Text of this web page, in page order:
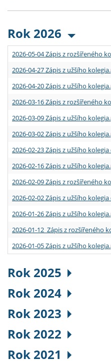
Rok 2026
2026-05-04 Zápis z rozšířeného
2026-04-27 Zápis z užšího
2026-04-20 Zápis z užšího
2026-03-16 Zápis z rozšířeného
2026-03-09 Zápis z užšího
2026-03-02 Zápis z užšího
2026-02-23 Zápis z užšího
2026-02-16 Zápis z užšího
2026-02-09 Zápis z rozšířeného
2026-02-02 Zápis z užšího
2026-01-26 Zápis z užšího
2026-01-12 Zápis z rozšířeného
2026-01-05 Zápis z užšího
Rok 2025
Rok 2024
Rok 2023
Rok 2022
Rok 2021